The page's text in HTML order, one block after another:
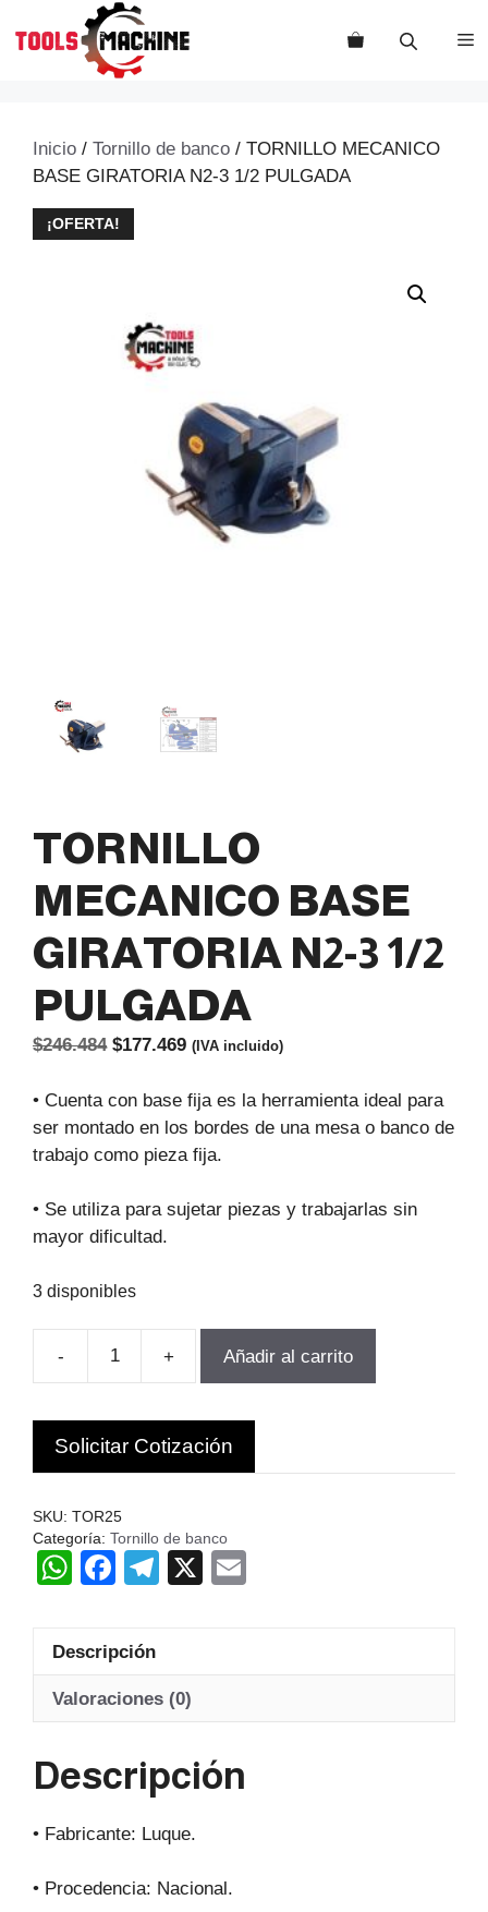
Inicio / Tornillo de banco / TORNILLO MECANICO
BASE GIRATORIA N2-3 1/2 PULGADA
¡OFERTA!
TORNILLO
MECANICO BASE
GIRATORIA N2-3 1/2
PULGADA
$246.484 El
original
era:
$246.484.
$177.469El
actual
es:
$177.469.
(IVA incluido)
• Cuenta con base fija es la herramienta ideal para
ser montado en los bordes de una mesa o banco de
trabajo como pieza fija.
• Se utiliza para sujetar piezas y trabajarlas sin
mayor dificultad.
3 disponibles
-
TORNILLO
BASE
GIRATORIA
N2-
1/2
PULGADA
cantidad
+ Añadir al carrito
Solicitar Cotización
SKU: TOR25
Categoría: Tornillo de banco
W
s
A
p
F
c
e
b
o
T
gr
a
X
Descripción
Valoraciones (0)
Descripción
• Fabricante: Luque.
• Procedencia: Nacional.